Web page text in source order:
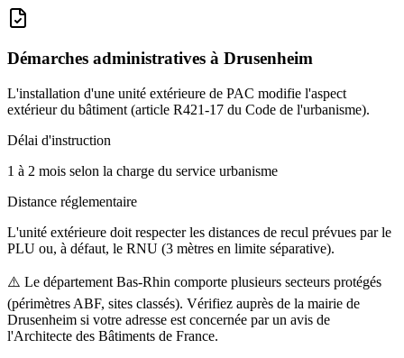
Démarches administratives à Drusenheim
L'installation d'une unité extérieure de PAC modifie l'aspect
extérieur du bâtiment (article R421-17 du Code de l'urbanisme).
Délai d'instruction
1 à 2 mois selon la charge du service urbanisme
Distance réglementaire
L'unité extérieure doit respecter les distances de recul prévues par le
PLU ou, à défaut, le RNU (3 mètres en limite séparative).
⚠️ Le département Bas-Rhin comporte plusieurs secteurs protégés
(périmètres ABF, sites classés). Vérifiez auprès de la mairie de
Drusenheim si votre adresse est concernée par un avis de
l'Architecte des Bâtiments de France.